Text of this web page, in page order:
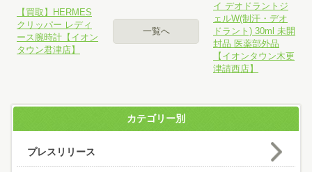
【買取】HERMES
クリッパー レディ
ース腕時計【イオン
タウン君津店】
一覧へ
イ デオドラントジ
ェルW(制汗・デオ
ドラント) 30ml 未開
封品 医薬部外品
【イオンタウン木更
津請西店】
カテゴリー別
プレスリリース